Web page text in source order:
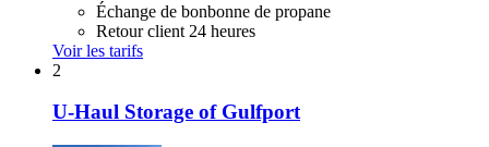
Échange de bonbonne de propane
Retour client 24 heures
Voir les tarifs
2
U-Haul Storage of Gulfport